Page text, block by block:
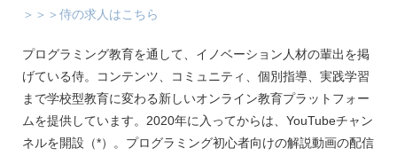
＞＞＞侍の求人はこちら
プログラミング教育を通して、イノベーション人材の輩出を掲
げている侍。コンテンツ、コミュニティ、個別指導、実践学習
まで学校型教育に変わる新しいオンライン教育プラットフォー
ムを提供しています。2020年に入ってからは、YouTubeチャン
ネルを開設（*）。プログラミング初心者向けの解説動画の配信